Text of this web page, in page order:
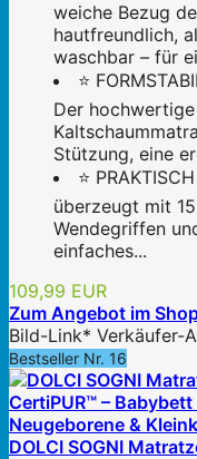
weiche Bezug
hautfreundlich,
waschbar – für
⭐
Der
Stützung, eine
⭐
überzeugt mit
Wendegriffen
einfaches...
109,99 EUR
Zum Angebot im
Bild-Link* Verkäufer-
Bestseller Nr. 16
DOLCI SOGNI